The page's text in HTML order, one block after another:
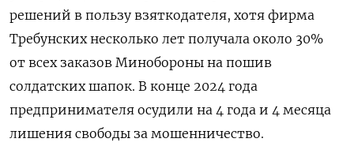
решений в пользу взяткодателя, хотя фирма
Требунских несколько лет получала около 30%
от всех заказов Минобороны на пошив
солдатских шапок. В конце 2024 года
предпринимателя осудили на 4 года и 4 месяца
лишения свободы за мошенничество.